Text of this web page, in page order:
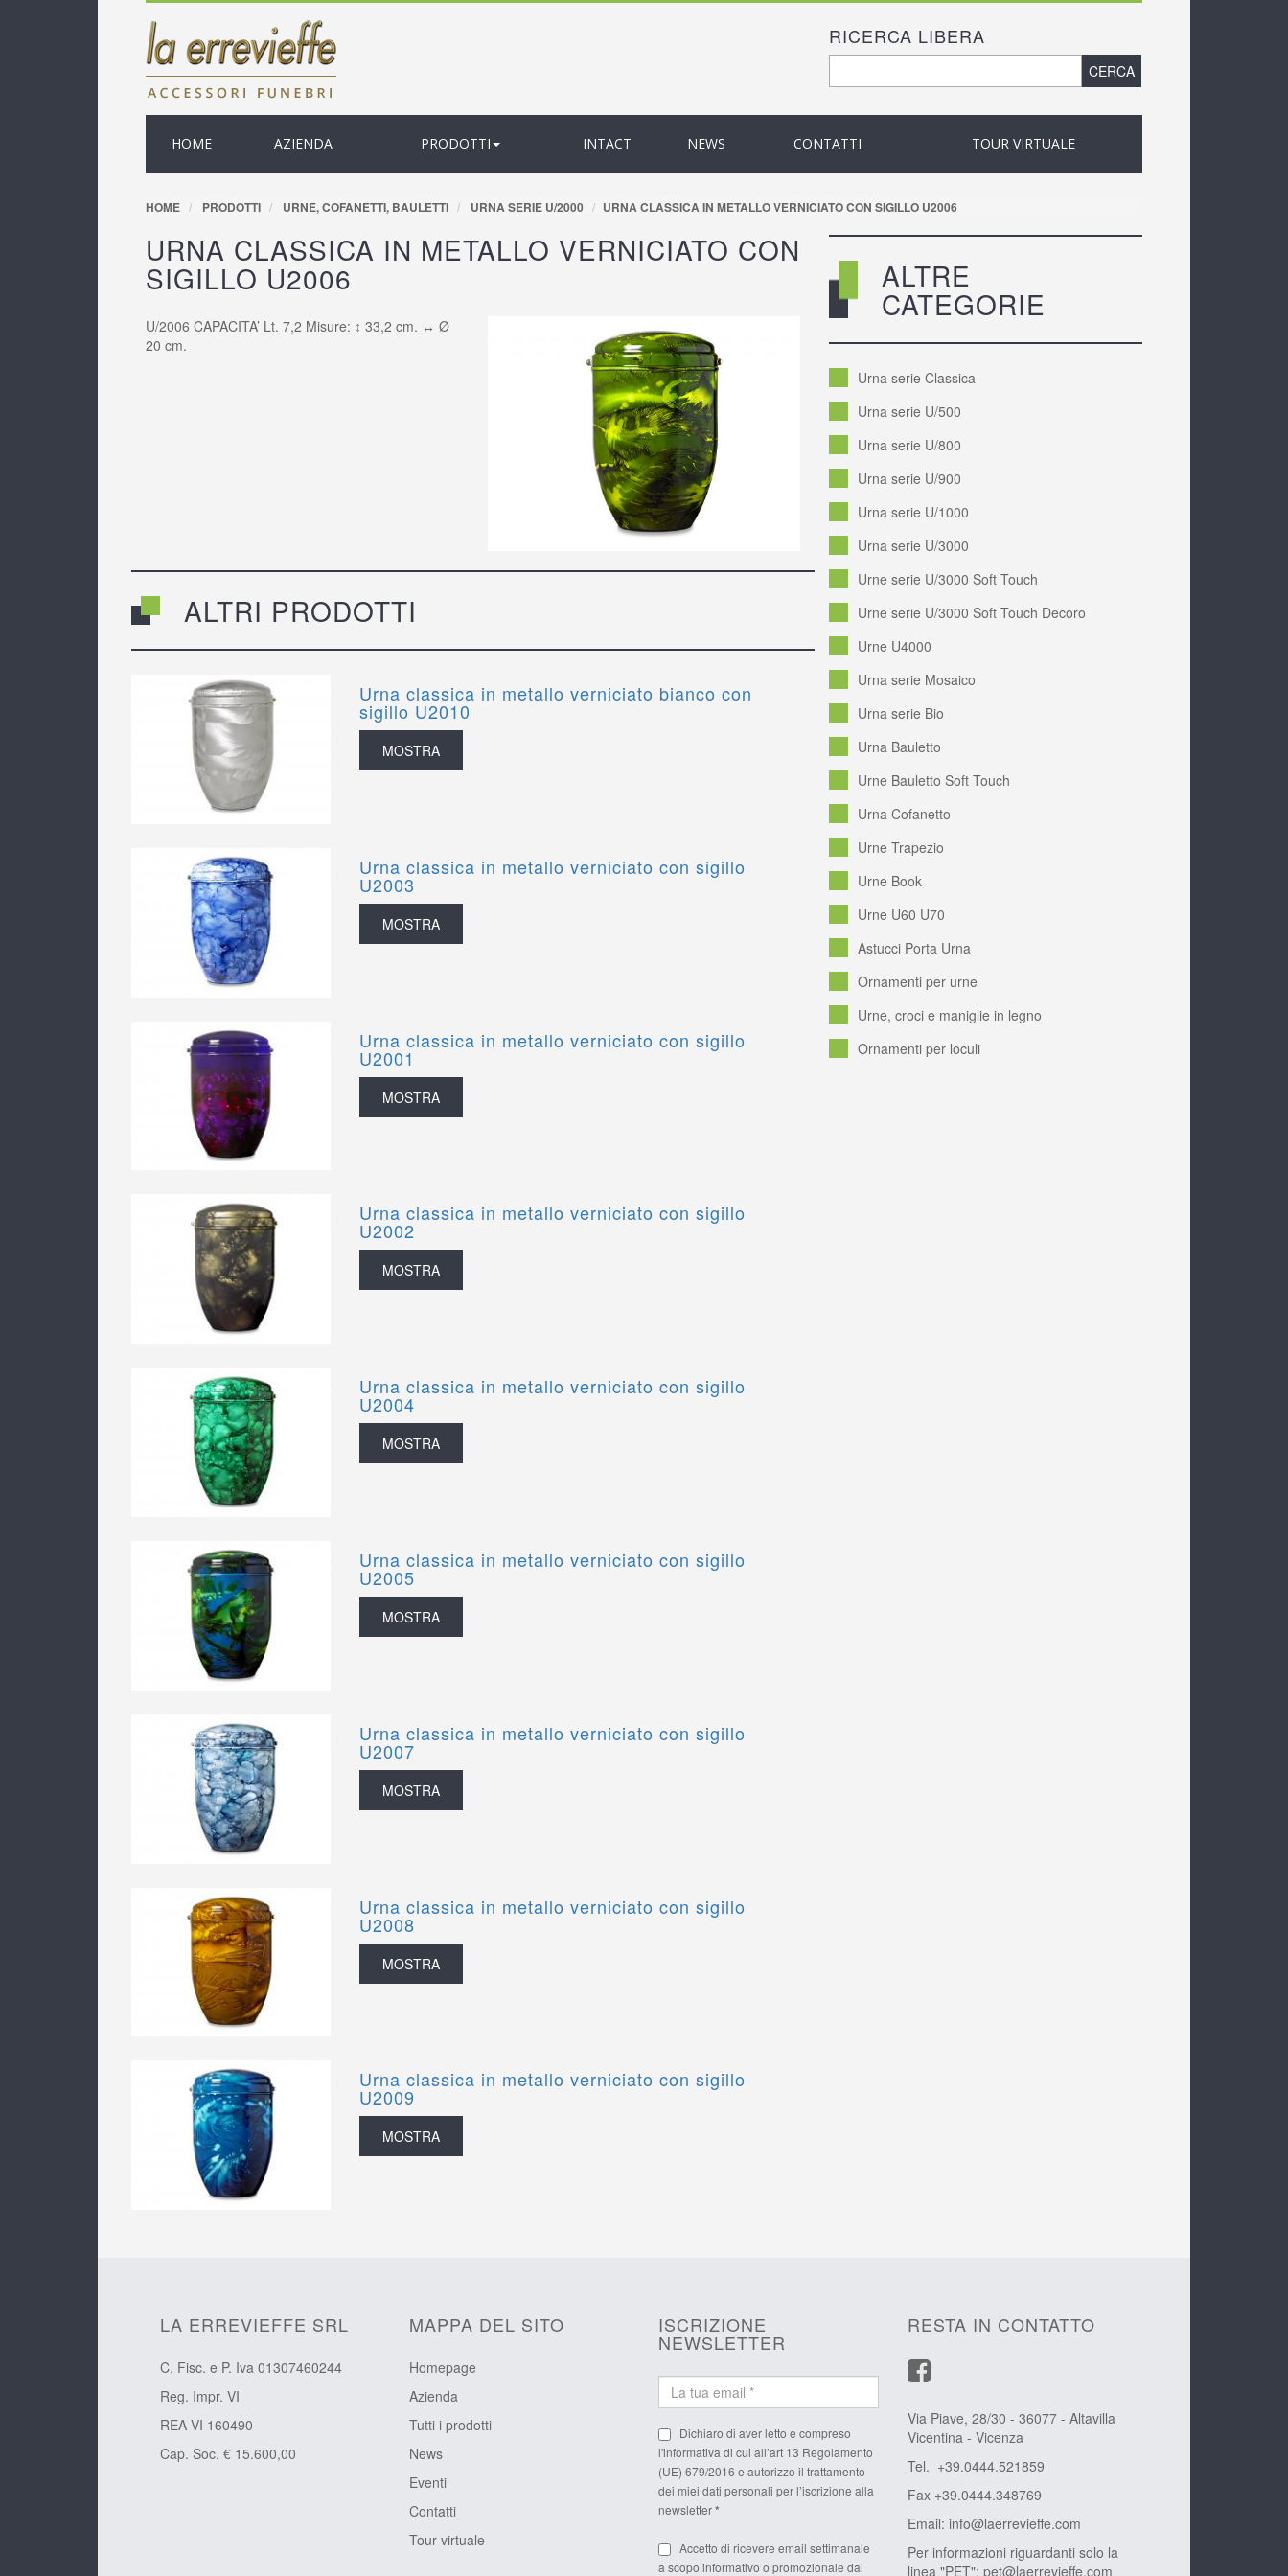
RICERCA LIBERA
FORM DI RICERCA
Cerca
HOME AZIENDA PRODOTTI INTACT NEWS CONTATTI TOUR VIRTUALE
HOME PRODOTTI URNE, COFANETTI, BAULETTI URNA SERIE U/2000 URNA CLASSICA IN METALLO VERNICIATO CON SIGILLO U2006
URNA CLASSICA IN METALLO VERNICIATO CON
SIGILLO U2006
U/2006 CAPACITA’ Lt. 7,2 Misure: ↕ 33,2 cm. ↔ Ø
20 cm.
ALTRI PRODOTTI
Urna classica in metallo verniciato bianco con
sigillo U2010
MOSTRA
Urna classica in metallo verniciato con sigillo
U2003
MOSTRA
Urna classica in metallo verniciato con sigillo
U2001
MOSTRA
Urna classica in metallo verniciato con sigillo
U2002
MOSTRA
Urna classica in metallo verniciato con sigillo
U2004
MOSTRA
Urna classica in metallo verniciato con sigillo
U2005
MOSTRA
Urna classica in metallo verniciato con sigillo
U2007
MOSTRA
Urna classica in metallo verniciato con sigillo
U2008
MOSTRA
Urna classica in metallo verniciato con sigillo
U2009
MOSTRA
ALTRE
CATEGORIE
Urna serie Classica
Urna serie U/500
Urna serie U/800
Urna serie U/900
Urna serie U/1000
Urna serie U/3000
Urne serie U/3000 Soft Touch
Urne serie U/3000 Soft Touch Decoro
Urne U4000
Urna serie Mosaico
Urna serie Bio
Urna Bauletto
Urne Bauletto Soft Touch
Urna Cofanetto
Urne Trapezio
Urne Book
Urne U60 U70
Astucci Porta Urna
Ornamenti per urne
Urne, croci e maniglie in legno
Ornamenti per loculi
LA ERREVIEFFE SRL
C. Fisc. e P. Iva 01307460244
Reg. Impr. VI
REA VI 160490
Cap. Soc. € 15.600,00
MAPPA DEL SITO
Homepage
Azienda
Tutti i prodotti
News
Eventi
Contatti
Tour virtuale
ISCRIZIONE
NEWSLETTER
Dichiaro di aver letto e compreso
l'informativa di cui all’art 13 Regolamento
(UE) 679/2016 e autorizzo il trattamento
dei miei dati personali per l’iscrizione alla
newsletter*
Accetto di ricevere email settimanale
a scopo informativo o promozionale dal
RESTA IN CONTATTO
Via Piave, 28/30 - 36077 - Altavilla
Vicentina - Vicenza
Tel. +39.0444.521859
Fax +39.0444.348769
Email: info@laerrevieffe.com
Per informazioni riguardanti solo la
linea "PET": pet@laerrevieffe.com